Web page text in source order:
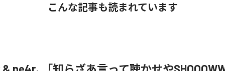
こんな記事も読まれています
& ne4r、「知らざあ言って聴かせや